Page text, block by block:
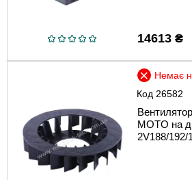
14613₴
Код 26582
Немає
MOTO на
2V188/192/